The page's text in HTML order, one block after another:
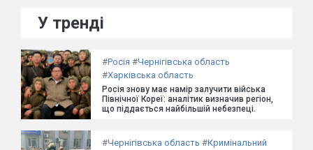
У тренді
#Росія #Чернігівська область
#Харківська область
Росія знову має намір залучити війська
Північної Кореї: аналітик визначив регіон,
що піддається найбільшій небезпеці.
#Чернігівська область #Кримінальний